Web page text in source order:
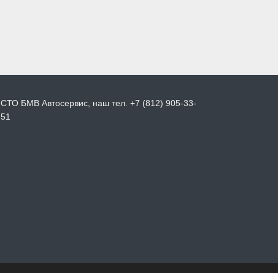
СТО БМВ Автосервис, наш тел. +7 (812) 905-33-
51